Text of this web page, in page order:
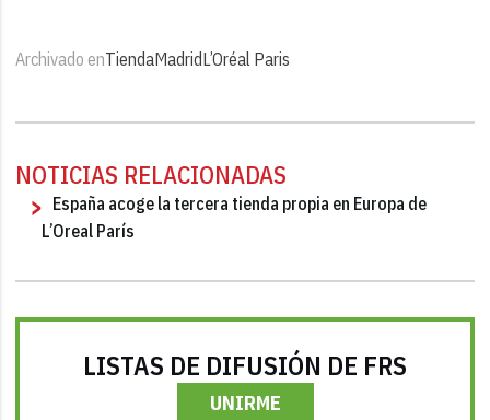
Archivado enTiendaMadridL’Oréal Paris
NOTICIAS RELACIONADAS
España acoge la tercera tienda propia en Europa de
L’Oreal París
LISTAS DE DIFUSIÓN DE FRS
UNIRME